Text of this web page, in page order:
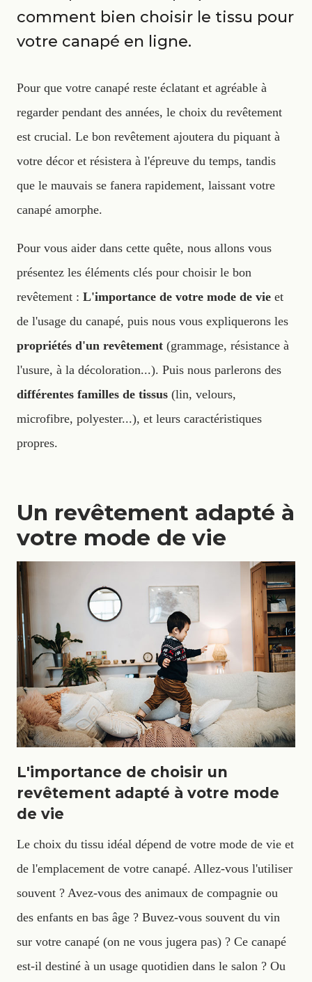
comment bien choisir le tissu pour
votre canapé en ligne.
Pour que votre canapé reste éclatant et agréable à
regarder pendant des années, le choix du revêtement
est crucial. Le bon revêtement ajoutera du piquant à
votre décor et résistera à l'épreuve du temps, tandis
que le mauvais se fanera rapidement, laissant votre
canapé amorphe.
Pour vous aider dans cette quête, nous allons vous
présentez les éléments clés pour choisir le bon
revêtement : L'importance de votre mode de vie et
de l'usage du canapé, puis nous vous expliquerons les
propriétés d'un revêtement (grammage, résistance à
l'usure, à la décoloration...). Puis nous parlerons des
différentes familles de tissus (lin, velours,
microfibre, polyester...), et leurs caractéristiques
propres.
Un revêtement adapté à
votre mode de vie
L'importance de choisir un
revêtement adapté à votre mode
de vie
Le choix du tissu idéal dépend de votre mode de vie et
de l'emplacement de votre canapé. Allez-vous l'utiliser
souvent ? Avez-vous des animaux de compagnie ou
des enfants en bas âge ? Buvez-vous souvent du vin
sur votre canapé (on ne vous jugera pas) ? Ce canapé
est-il destiné à un usage quotidien dans le salon ? Ou